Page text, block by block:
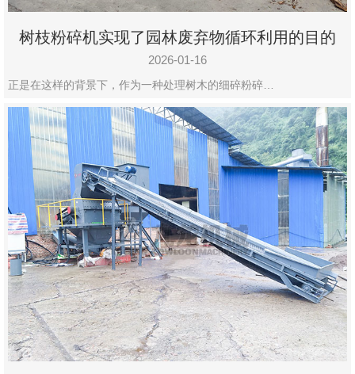
树枝粉碎机实现了园林废弃物循环利用的目的
2026-01-16
正是在这样的背景下，作为一种处理树木的细碎粉碎…